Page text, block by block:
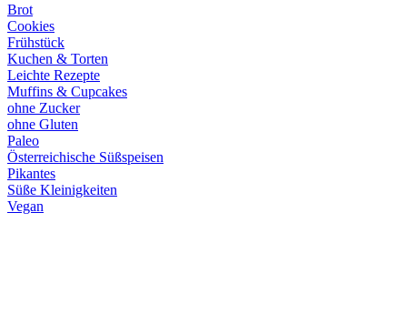
Brot
Cookies
Frühstück
Kuchen & Torten
Leichte Rezepte
Muffins & Cupcakes
ohne Zucker
ohne Gluten
Paleo
Österreichische Süßspeisen
Pikantes
Süße Kleinigkeiten
Vegan